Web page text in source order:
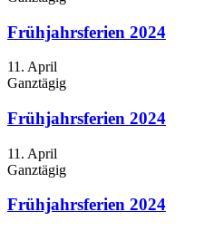
Frühjahrsferien 2024
11. April
Ganztägig
Frühjahrsferien 2024
11. April
Ganztägig
Frühjahrsferien 2024